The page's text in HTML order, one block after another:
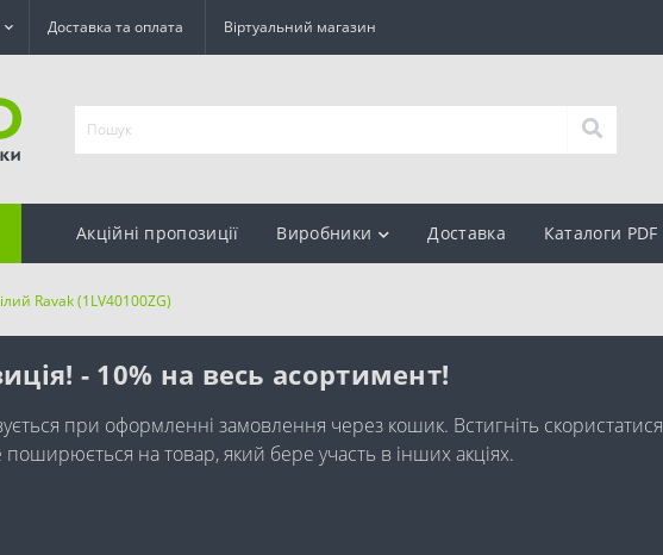
Доставка та оплата Віртуальний магазин
Акційні пропозиції Виробники Доставка Каталоги PDF
Ravak (1LV40100ZG)
- 10% на весь асортимент!
при оформленні замовлення через кошик. Встигніть скористатися
на товар, який бере участь в інших акціях.